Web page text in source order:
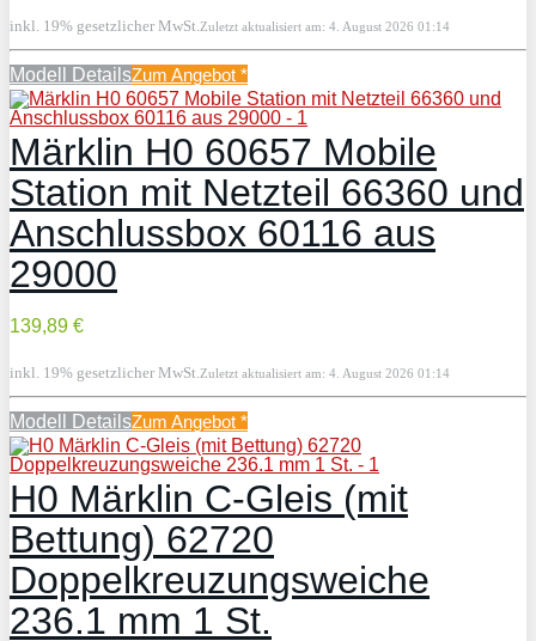
inkl. 19% gesetzlicher MwSt. Zuletzt aktualisiert am: 4. August 2026 01:14
Modell DetailsZum Angebot *
Märklin H0 60657 Mobile
Station mit Netzteil 66360 und
Anschlussbox 60116 aus
29000
139,89 €
inkl. 19% gesetzlicher MwSt. Zuletzt aktualisiert am: 4. August 2026 01:14
Modell DetailsZum Angebot *
H0 Märklin C-Gleis (mit
Bettung) 62720
Doppelkreuzungsweiche
236.1 mm 1 St.